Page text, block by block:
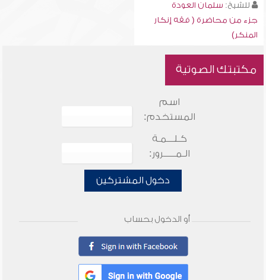
للشيخ: سلمان العودة
جزء من محاضرة ( فقه إنكار
المنكر)
مكتبتك الصوتية
اسم
المستخدم:
كـلـــمـة
الـمـــــرور:
دخول المشتركين
أو الدخول بحساب